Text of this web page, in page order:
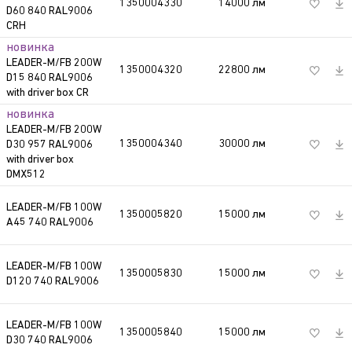
100W
D30
A45
740
первая цифра - индекс
8 - CRI более 80; 9 - CRI более 90
740
вторые две цифры -
3000К; 40 - 4000К; 50 - 5000К
цветовым стандартом RAL
D60 840 RAL9006
CRH
1350004330 14000 лм 88
новинка
LEADER-M/FB 200W
D15 840 RAL9006
with driver box CR
1350004320 22800 лм 195
новинка
LEADER-M/FB 200W
D30 957 RAL9006
with driver box
DMX512
1350004340 30000 лм 195
LEADER-M/FB 100W
A45 740 RAL9006
1350005820 15000 лм 88
LEADER-M/FB 100W
D120 740 RAL9006
1350005830 15000 лм 88
LEADER-M/FB 100W
D30 740 RAL9006
1350005840 15000 лм 88